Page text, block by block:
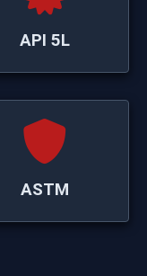
API 5L
ASTM